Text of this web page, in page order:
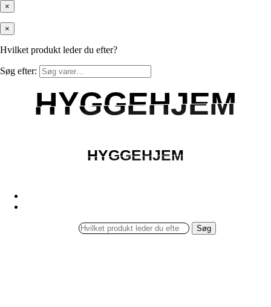
×
×
Hvilket produkt leder du efter?
Søg efter:
HYGGEHJEM
HYGGEHJEM
HYGGEHJEM
HYGGEHJEM
Søg